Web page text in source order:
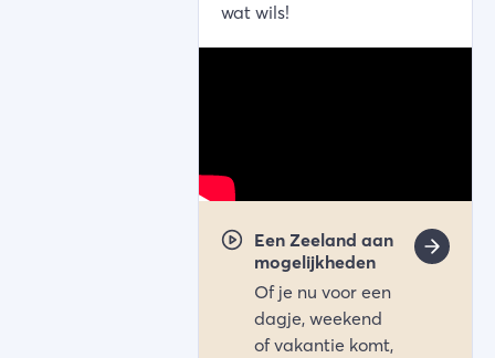
wat wils!
Een Zeeland aan
mogelijkheden
Of je nu voor een
dagje, weekend
of vakantie komt,